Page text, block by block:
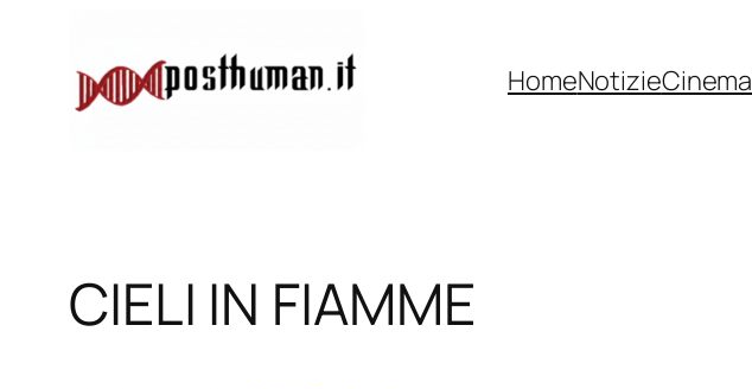
contenuto
HomeNotizieCinema
CIELI IN FIAMME